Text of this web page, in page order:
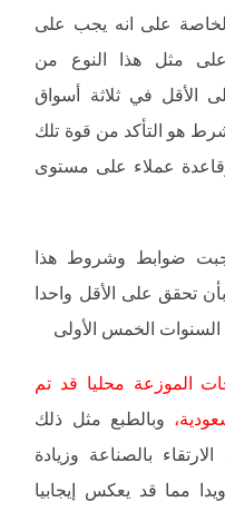
على انه يجب على
مثل هذا النوع من
الأقل في ثلاثة أسواق
هو التأكد من قوة تلك
عملاء على مستوى
ضوابط وشروط هذا
تحقق على الأقل واحدا
السنوات الخمس الأولى
المنتجات الموزعة محليا قد تم
وبالطبع مثل ذلك
بالصناعة وزيادة
مما قد يعكس إيجابيا